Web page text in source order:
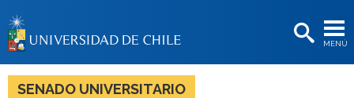
MENÚ
BIBLIOTECAS
LA UNIVERSIDAD
SENADO UNIVERSITARIO